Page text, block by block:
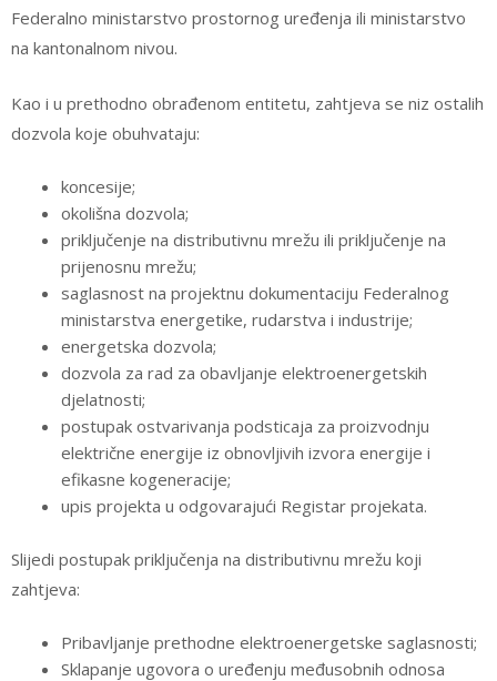
Federalno ministarstvo prostornog uređenja ili ministarstvo
na kantonalnom nivou.
Kao i u prethodno obrađenom entitetu, zahtjeva se niz ostalih
dozvola koje obuhvataju:
koncesije;
okolišna dozvola;
priključenje na distributivnu mrežu ili priključenje na
prijenosnu mrežu;
saglasnost na projektnu dokumentaciju Federalnog
ministarstva energetike, rudarstva i industrije;
energetska dozvola;
dozvola za rad za obavljanje elektroenergetskih
djelatnosti;
postupak ostvarivanja podsticaja za proizvodnju
električne energije iz obnovljivih izvora energije i
efikasne kogeneracije;
upis projekta u odgovarajući Registar projekata.
Slijedi postupak priključenja na distributivnu mrežu koji
zahtjeva:
Pribavljanje prethodne elektroenergetske saglasnosti;
Sklapanje ugovora o uređenju međusobnih odnosa